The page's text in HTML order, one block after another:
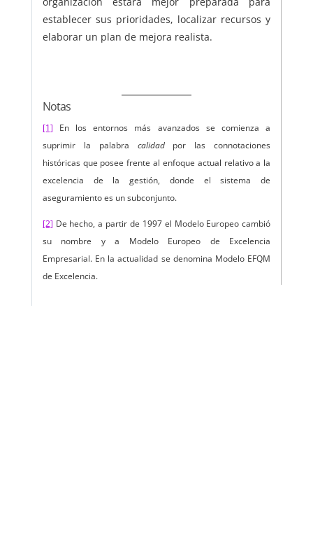
establecer sus prioridades, localizar recursos y
elaborar un plan de mejora realista.
Notas
[1] En los entornos más avanzados se comienza a
suprimir la palabra calidadpor las connotaciones
históricas que posee frente al enfoque actual relativo a la
excelencia de la gestión, donde el sistema de
aseguramiento es un subconjunto.
[2] De hecho, a partir de 1997 el Modelo Europeo cambió
su nombre y a Modelo Europeo de Excelencia
Empresarial. En la actualidad se denomina Modelo EFQM
de Excelencia.